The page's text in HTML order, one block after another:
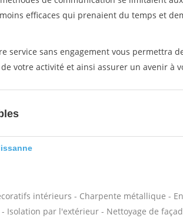
efficaces qui prenaient du temps et
service sans engagement vous permettra
votre activité et ainsi assurer un avenir à
intérieurs - Charpente métallique -
Isolation par l'extérieur - Nettoyage de